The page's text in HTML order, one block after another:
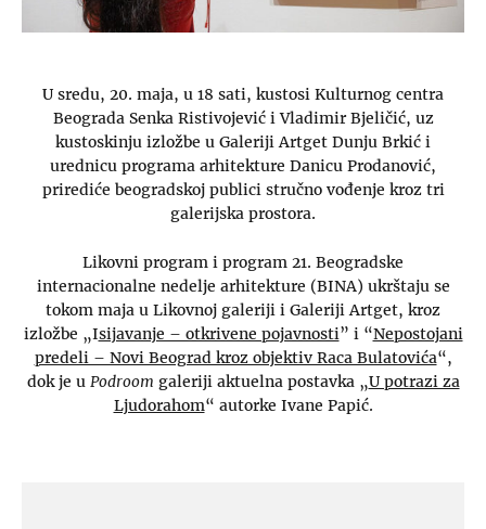
U sredu, 20. maja, u 18 sati, kustosi Kulturnog centra
Beograda Senka Ristivojević i Vladimir Bjeličić, uz
kustoskinju izložbe u Galeriji Artget Dunju Brkić i
urednicu programa arhitekture Danicu Prodanović,
prirediće beogradskoj publici stručno vođenje kroz tri
galerijska prostora.
Likovni program i program 21. Beogradske
internacionalne nedelje arhitekture (BINA) ukrštaju se
tokom maja u Likovnoj galeriji i Galeriji Artget, kroz
izložbe „Isijavanje – otkrivene pojavnosti” i “Nepostojani
predeli – Novi Beograd kroz objektiv Raca Bulatovića“,
dok je u Podroom galeriji aktuelna postavka „U potrazi za
Ljudorahom“ autorke Ivane Papić.